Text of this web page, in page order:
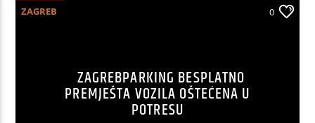
ZAGREB 0
ZAGREBPARKING BESPLATNO
PREMJEŠTA VOZILA OŠTEĆENA U
POTRESU